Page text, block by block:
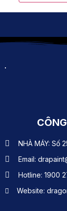
NHÀ MÁY: Số
Email:
Hotline: 1900
Website: